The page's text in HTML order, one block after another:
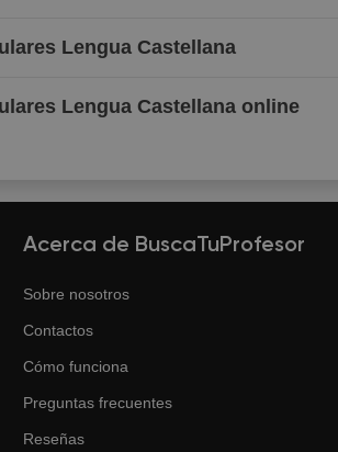
Lengua Castellana
Lengua Castellana online
Acerca de BuscaTuProfesor
Sobre nosotros
Contactos
Cómo funciona
Preguntas frecuentes
Reseñas